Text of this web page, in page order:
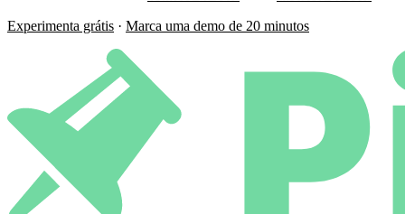
Experimenta grátis · Marca uma demo de 20 minutos